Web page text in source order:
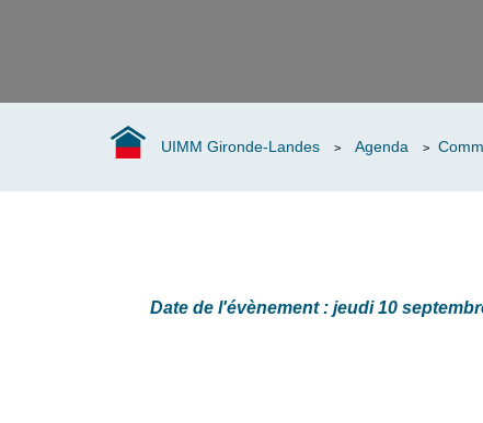
Industriels
UIMM Gironde-Landes > Agenda >
Date de l'évènement : jeudi 10